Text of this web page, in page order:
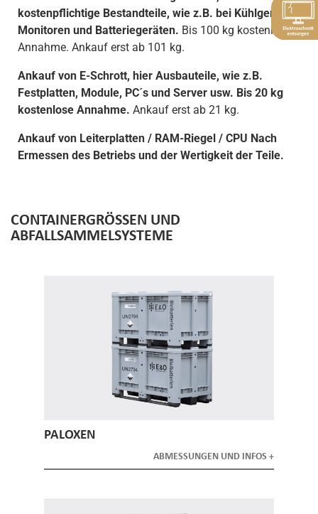
kostenpflichtige Bestandteile, wie z.B. bei Kühlgeräten,
Monitoren und Batteriegeräten. Bis 100 kg kostenlose
Annahme. Ankauf erst ab 101 kg.
Ankauf von E-Schrott, hier Ausbauteile, wie z.B.
Festplatten, Module, PC´s und Server usw. Bis 20 kg
kostenlose Annahme. Ankauf erst ab 21 kg.
Ankauf von Leiterplatten / RAM-Riegel / CPU Nach
Ermessen des Betriebs und der Wertigkeit der Teile.
CONTAINERGRÖSSEN UND A
BFALLSAMMELSYSTEME
PALOXEN
ABMESSUNGEN UND INFOS